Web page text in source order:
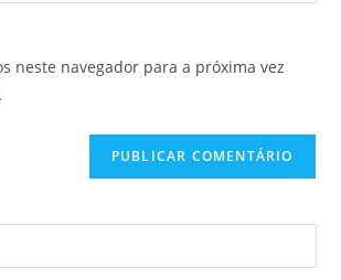
neste navegador para a próxima vez